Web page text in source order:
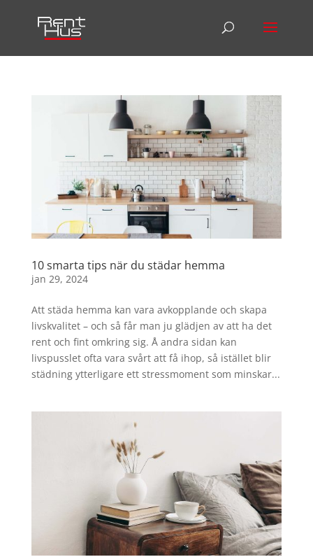
10 smarta tips när du städar hemma
jan 29, 2024
Att städa hemma kan vara avkopplande och skapa
livskvalitet – och så får man ju glädjen av att ha det
rent och fint omkring sig. Å andra sidan kan
livspusslet ofta vara svårt att få ihop, så istället blir
städning ytterligare ett stressmoment som minskar...